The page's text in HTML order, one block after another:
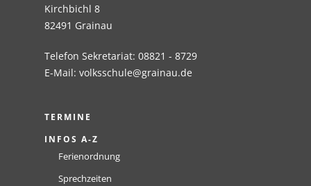
Kirchbichl 8
82491 Grainau
Telefon Sekretariat: 08821 - 8729
E-Mail: volksschule@grainau.de
TERMINE
INFOS A-Z
Ferienordnung
Sprechzeiten